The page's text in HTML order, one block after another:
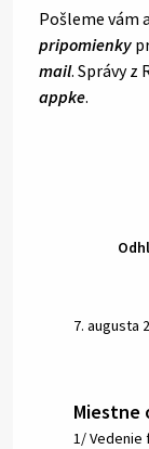
Pošleme vám
pripomienky
mail. Správy z
appke.
7. augusta
Miestne
1/ Vedenie